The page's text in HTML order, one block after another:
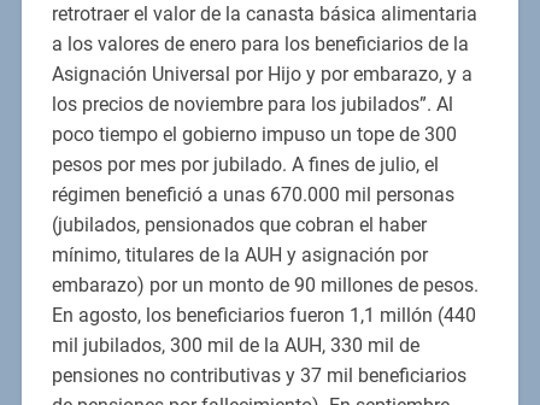
retrotraer el valor de la canasta básica alimentaria
a los valores de enero para los beneficiarios de la
Asignación Universal por Hijo y por embarazo, y a
los precios de noviembre para los jubilados”. Al
poco tiempo el gobierno impuso un tope de 300
pesos por mes por jubilado. A fines de julio, el
régimen benefició a unas 670.000 mil personas
(jubilados, pensionados que cobran el haber
mínimo, titulares de la AUH y asignación por
embarazo) por un monto de 90 millones de pesos.
En agosto, los beneficiarios fueron 1,1 millón (440
mil jubilados, 300 mil de la AUH, 330 mil de
pensiones no contributivas y 37 mil beneficiarios